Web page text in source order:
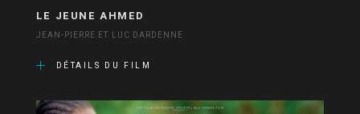
LE JEUNE AHMED
JEAN-PIERRE ET LUC DARDENNE
DÉTAILS DU FILM